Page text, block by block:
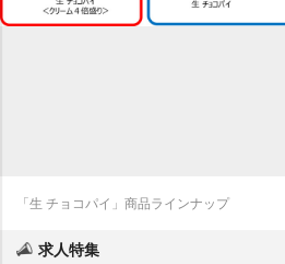
「生 チョコパイ」商品ラインナップ
求人特集